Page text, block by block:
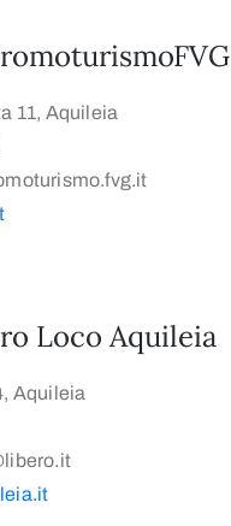
11, Aquileia
Loco Aquileia
Aquileia